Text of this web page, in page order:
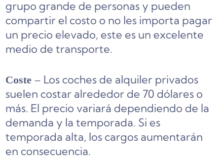
grupo grande de personas y pueden
compartir el costo o no les importa pagar
un precio elevado, este es un excelente
medio de transporte.
Coste – Los coches de alquiler privados
suelen costar alrededor de 70 dólares o
más. El precio variará dependiendo de la
demanda y la temporada. Si es
temporada alta, los cargos aumentarán
en consecuencia.